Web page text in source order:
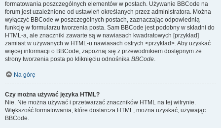
formatowania poszczególnych elementów w postach. Używanie BBCode na
forum jest uzależnione od ustawień określanych przez administratora. Można
wyłączyć BBCode w poszczególnych postach, zaznaczając odpowiednią
funkcję w formularzu tworzenia posta. Sam BBCode jest podobny w składni do
HTML-a, ale znaczniki zawarte są w nawiasach kwadratowych [przykład]
zamiast w używanych w HTML-u nawiasach ostrych <przykład>. Aby uzyskać
więcej informacji o BBCode, zapoznaj się z przewodnikiem dostępnym ze
strony tworzenia posta po kliknięciu odnośnika BBCode.
Na górę
Czy można używać języka HTML?
Nie. Nie można używać i przetwarzać znaczników HTML na tej witrynie.
Większość formatowania, które dostarcza HTML, można uzyskać, używając
BBCode.